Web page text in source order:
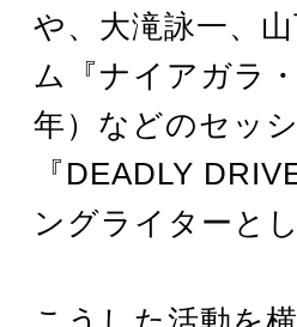
や、大滝詠一、
ム『ナイアガラ
年）などのセッ
『DEADLY
ングライターと